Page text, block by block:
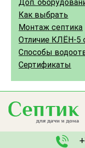
Доп.
Как выбрать
Монтаж септика
Отличие КЛЁН-5
Способы
Сертификаты